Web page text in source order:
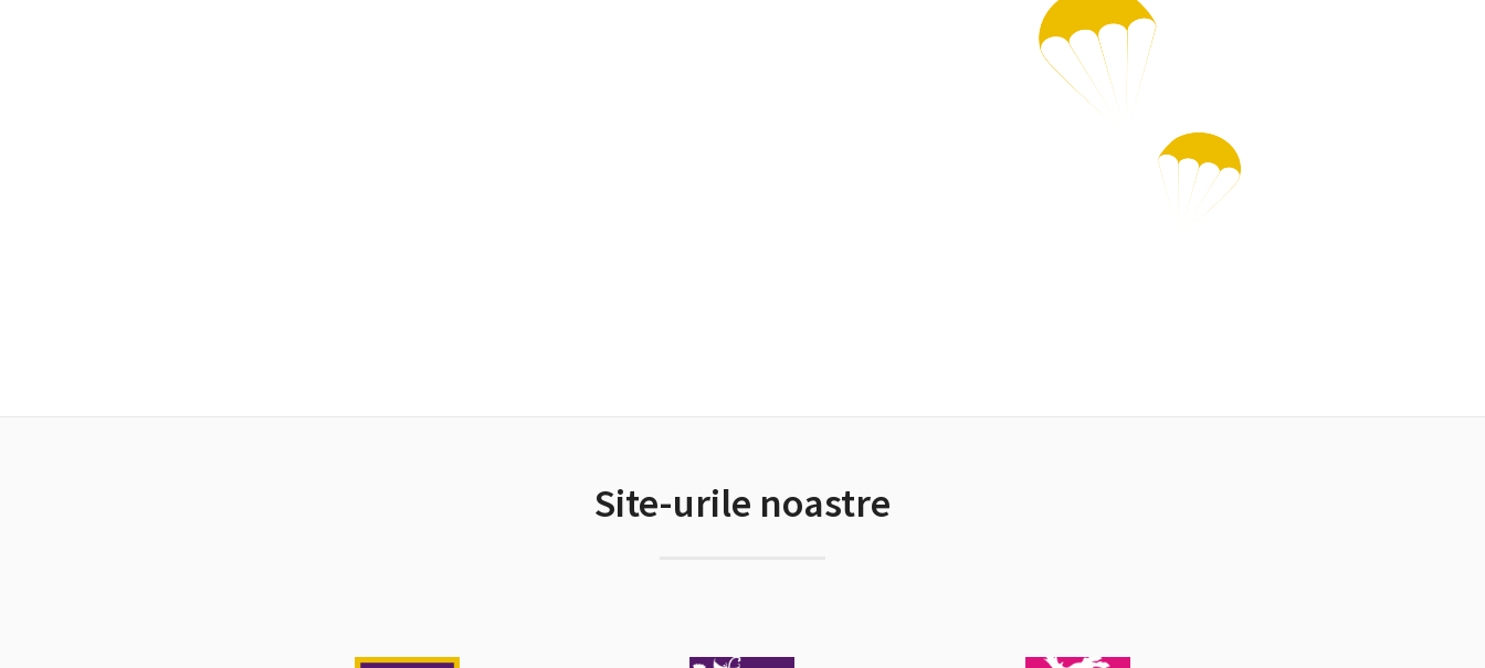
Site-urile noastre